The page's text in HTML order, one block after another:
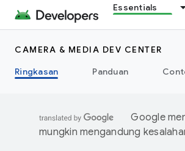
Essentials
CAMERA & MEDIA DEV CENTER
Ringkasan
Panduan
Google
mungkin mengandung